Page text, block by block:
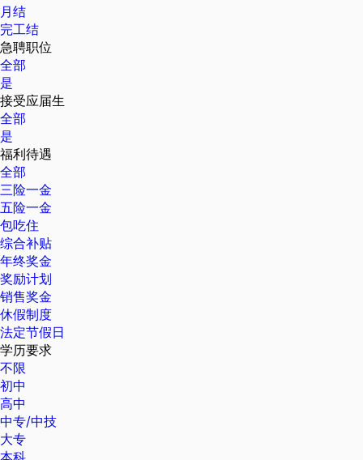
月结
完工结
急聘职位
全部
是
接受应届生
全部
是
福利待遇
全部
三险一金
五险一金
包吃住
综合补贴
年终奖金
奖励计划
销售奖金
休假制度
法定节假日
学历要求
不限
初中
高中
中专/中技
大专